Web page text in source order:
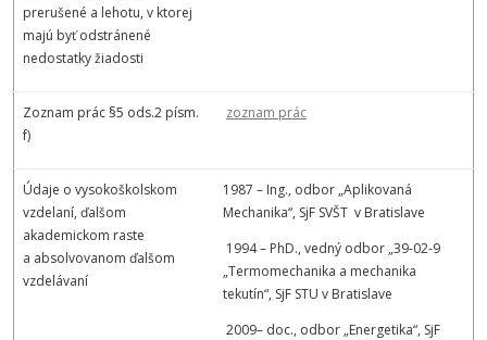
prerušené a lehotu, v ktorej
majú byť odstránené
nedostatky žiadosti
Zoznam prác §5 ods.2 písm.
f)
zoznam prác
Údaje o vysokoškolskom
vzdelaní, ďalšom
akademickom raste
a absolvovanom ďalšom
vzdelávaní
1987 – Ing., odbor „Aplikovaná
Mechanika“, SjF SVŠT v Bratislave
1994 – PhD., vedný odbor „39-02-9
„Termomechanika a mechanika
tekutín“, SjF STU v Bratislave
2009– doc., odbor „Energetika“, SjF